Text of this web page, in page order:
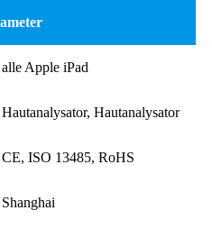
alle Apple iPad
Hautanalysator, Hautanalysator
CE, ISO 13485, RoHS
Shanghai